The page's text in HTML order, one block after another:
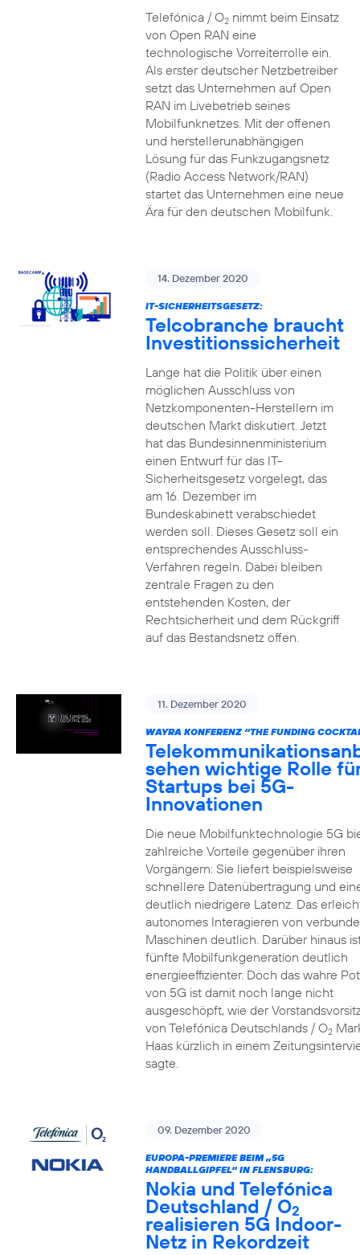
Telefónica / O2nimmt beim Einsatz
von Open RAN eine
technologische Vorreiterrolle ein.
Als erster deutscher Netzbetreiber
setzt das Unternehmen auf Open
RAN im Livebetrieb seines
Mobilfunknetzes. Mit der offenen
und herstellerunabhängigen
Lösung für das Funkzugangsnetz
(Radio Access Network/RAN)
startet das Unternehmen eine neue
Ära für den deutschen Mobilfunk.
14. Dezember 2020
IT-SICHERHEITSGESETZ:
Telcobranche braucht
Investitionssicherheit
Lange hat die Politik über einen
möglichen Ausschluss von
Netzkomponenten-Herstellern im
deutschen Markt diskutiert. Jetzt
hat das Bundesinnenministerium
einen Entwurf für das IT-
Sicherheitsgesetz vorgelegt, das
am 16. Dezember im
Bundeskabinett verabschiedet
werden soll. Dieses Gesetz soll ein
entsprechendes Ausschluss-
Verfahren regeln. Dabei bleiben
zentrale Fragen zu den
entstehenden Kosten, der
Rechtsicherheit und dem Rückgriff
auf das Bestandsnetz offen.
11. Dezember 2020
WAYRA KONFERENZ “THE FUNDING
sehen wichtige Rolle
Startups bei 5G-
Innovationen
Die neue Mobilfunktechnologie 5G
zahlreiche Vorteile gegenüber ihren
Vorgängern: Sie liefert beispielsweise
schnellere Datenübertragung und
deutlich niedrigere Latenz. Das
autonomes Interagieren von
Maschinen deutlich. Darüber hinaus
fünfte Mobilfunkgeneration deutlich
energieeffizienter. Doch das wahre
von 5G ist damit noch lange nicht
ausgeschöpft, wie der
von Telefónica Deutschlands / O2
Haas kürzlich in einem
sagte.
09. Dezember 2020
EUROPA-PREMIERE BEIM „5G
HANDBALLGIPFEL“ IN FLENSBURG:
Nokia und Telefónica
Deutschland / O2
realisieren 5G Indoor-
Netz in Rekordzeit